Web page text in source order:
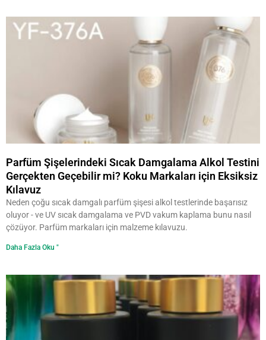
Parfüm Şişelerindeki Sıcak Damgalama Alkol Testini
Gerçekten Geçebilir mi? Koku Markaları için Eksiksiz
Kılavuz
Neden çoğu sıcak damgalı parfüm şişesi alkol testlerinde başarısız
oluyor - ve UV sıcak damgalama ve PVD vakum kaplama bunu nasıl
çözüyor. Parfüm markaları için malzeme kılavuzu.
Daha Fazla Oku "